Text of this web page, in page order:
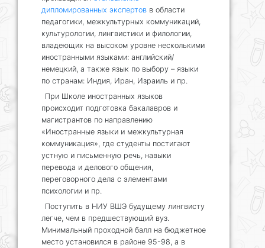
дипломированных экспертов в области
педагогики, межкультурных коммуникаций,
культурологии, лингвистики и филологии,
владеющих на высоком уровне несколькими
иностранными языками: английский/
немецкий, а также язык по выбору – языки
по странам: Индия, Иран, Израиль и пр.
При Школе иностранных языков
происходит подготовка бакалавров и
магистрантов по направлению
«Иностранные языки и межкультурная
коммуникация», где студенты постигают
устную и письменную речь, навыки
перевода и делового общения,
переговорного дела с элементами
психологии и пр.
Поступить в НИУ ВШЭ будущему лингвисту
легче, чем в предшествующий вуз.
Минимальный проходной балл на бюджетное
место установился в районе 95-98, а в